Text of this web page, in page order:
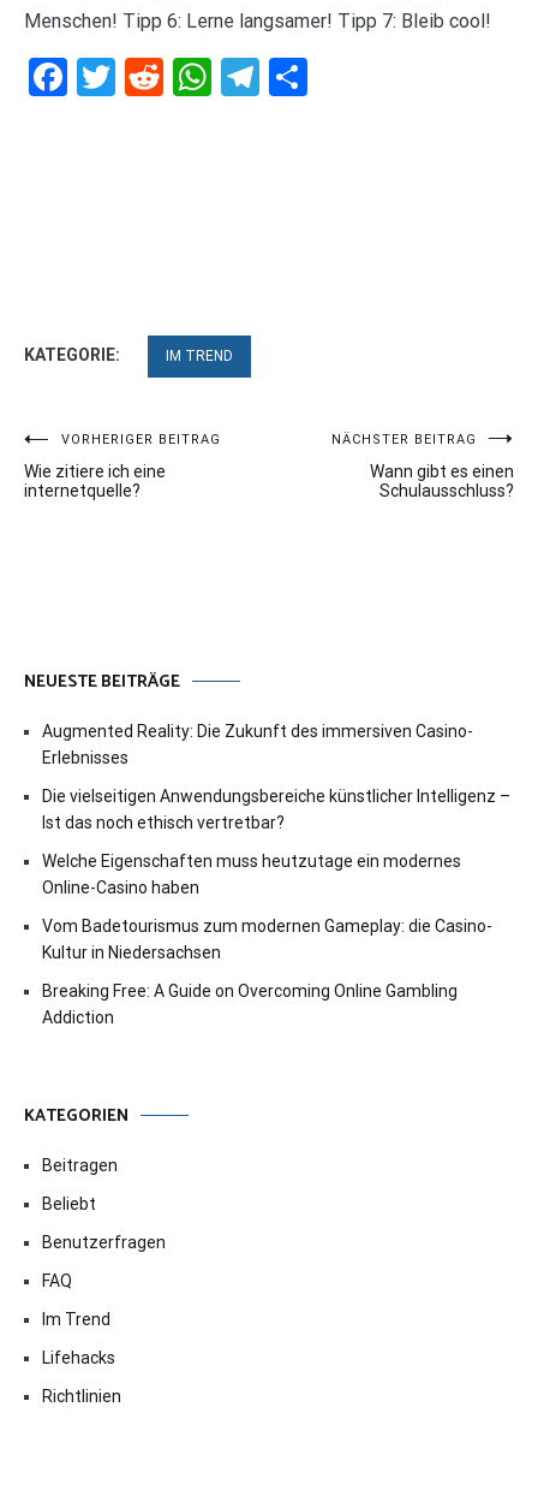
Menschen! Tipp 6: Lerne langsamer! Tipp 7: Bleib cool!
Facebook
Twitter
RedditWhatsApp
Telegram
KATEGORIE: IM TREND
Beitragsnavigation
VORHERIGER BEITRAG
Wie zitiere ich eine
internetquelle?
NÄCHSTER BEITRAG
Wann gibt es einen
Schulausschluss?
NEUESTE BEITRÄGE
Augmented Reality: Die Zukunft des immersiven Casino-
Erlebnisses
Die vielseitigen Anwendungsbereiche künstlicher Intelligenz –
Ist das noch ethisch vertretbar?
Welche Eigenschaften muss heutzutage ein modernes
Online-Casino haben
Vom Badetourismus zum modernen Gameplay: die Casino-
Kultur in Niedersachsen
Breaking Free: A Guide on Overcoming Online Gambling
Addiction
KATEGORIEN
Beitragen
Beliebt
Benutzerfragen
FAQ
Im Trend
Lifehacks
Richtlinien